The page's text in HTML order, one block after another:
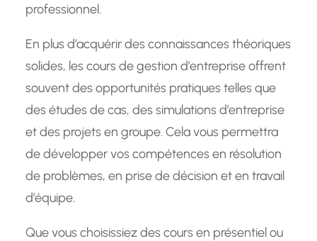
professionnel.
En plus d’acquérir des connaissances théoriques
solides, les cours de gestion d’entreprise offrent
souvent des opportunités pratiques telles que
des études de cas, des simulations d’entreprise
et des projets en groupe. Cela vous permettra
de développer vos compétences en résolution
de problèmes, en prise de décision et en travail
d’équipe.
Que vous choisissiez des cours en présentiel ou